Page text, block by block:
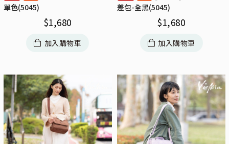
單色(5045)
$1,680
加入購物車
差包-全黑(5045)
$1,680
加入購物車